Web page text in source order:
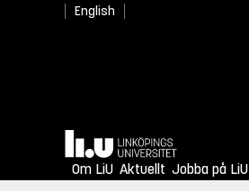
English
Hem
Om LiU Aktuellt Jobba på LiU